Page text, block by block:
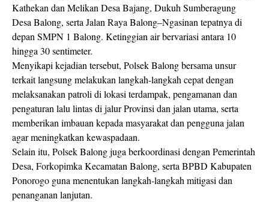
Kathekan dan Melikan Desa Bajang, Dukuh Sumberagung
Desa Balong, serta Jalan Raya Balong–Ngasinan tepatnya di
depan SMPN 1 Balong. Ketinggian air bervariasi antara 10
hingga 30 sentimeter.
Menyikapi kejadian tersebut, Polsek Balong bersama unsur
terkait langsung melakukan langkah-langkah cepat dengan
melaksanakan patroli di lokasi terdampak, pengamanan dan
pengaturan lalu lintas di jalur Provinsi dan jalan utama, serta
memberikan imbauan kepada masyarakat dan pengguna jalan
agar meningkatkan kewaspadaan.
Selain itu, Polsek Balong juga berkoordinasi dengan Pemerintah
Desa, Forkopimka Kecamatan Balong, serta BPBD Kabupaten
Ponorogo guna menentukan langkah-langkah mitigasi dan
penanganan lanjutan.